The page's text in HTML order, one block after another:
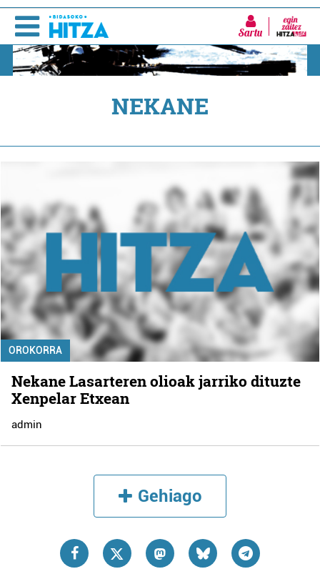
Sartu
NEKANE
OROKORRA
Nekane Lasarteren olioak jarriko dituzte
Xenpelar Etxean
admin
Gehiago